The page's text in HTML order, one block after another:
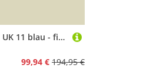
Akron GTX Men UK 11 blau - fin blue/citrus orange
99,94 € 194,95 €